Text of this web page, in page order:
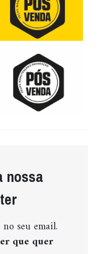
nossa
seu email.
que quer